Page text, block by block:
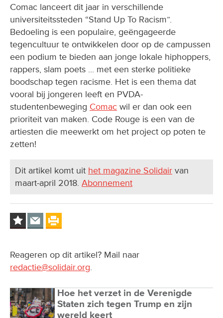
Comac lanceert dit jaar in verschillende
universiteitssteden “Stand Up To Racism”.
Bedoeling is een populaire, geëngageerde
tegencultuur te ontwikkelen door op de campussen
een podium te bieden aan jonge lokale hiphoppers,
rappers, slam poets ... met een sterke politieke
boodschap tegen racisme. Het is een thema dat
vooral bij jongeren leeft en PVDA-
studentenbeweging Comac wil er dan ook een
prioriteit van maken. Code Rouge is een van de
artiesten die meewerkt om het project op poten te
zetten!
Dit artikel komt uit het magazine Solidair van
maart-april 2018. Abonnement
Reageren op dit artikel? Mail naar
redactie@solidair.org.
Hoe het verzet in de Verenigde
Staten zich tegen Trump en zijn
wereld keert